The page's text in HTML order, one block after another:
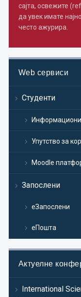
сајта, освежите
да увек имате
често ажурира.
Web сервиси
Студенти
Упутство за
Moodle
Запослени
еЗапослени
еПошта
Актуелне
International